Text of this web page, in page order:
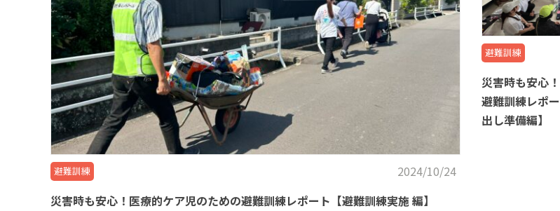
避難訓練
2024/10/24
災害時も安心！医療的ケア児のための避難訓練レポート【避難訓練実施 編】
避難訓練
災害時も安心
避難訓練レポ
出し準備編】